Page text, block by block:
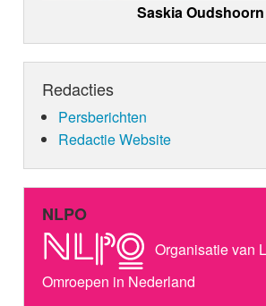
Saskia Oudshoorn
Redacties
Persberichten
Redactie Website
NLPO
Organisatie van
Omroepen in Nederland